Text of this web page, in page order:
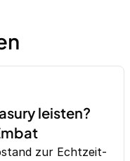
leisten?
zur Echtzeit-